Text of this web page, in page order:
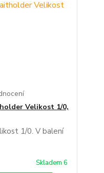
Velikost 1/0,
1/0. V balení
Skladem 6